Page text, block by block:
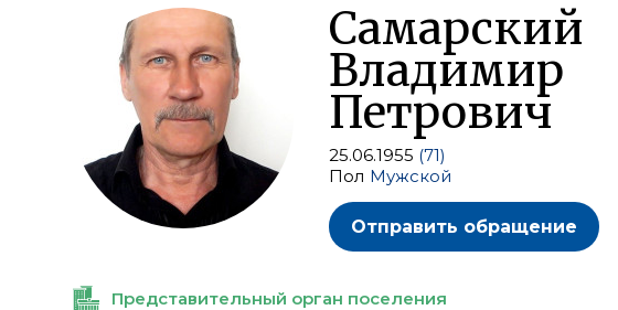
Самарский
Владимир
Петрович
25.06.1955 (71)
Пол Мужской
Отправить обращение
Представительный орган поселения